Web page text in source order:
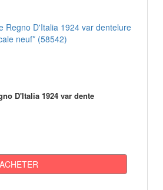
D'Italia 1924 var dente
ACHETER